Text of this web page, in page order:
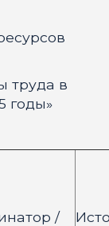
труда в
годы»
/